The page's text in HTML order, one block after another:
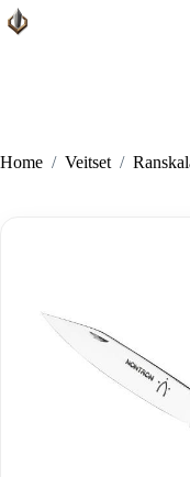
Skip
to
Home / Veitset /